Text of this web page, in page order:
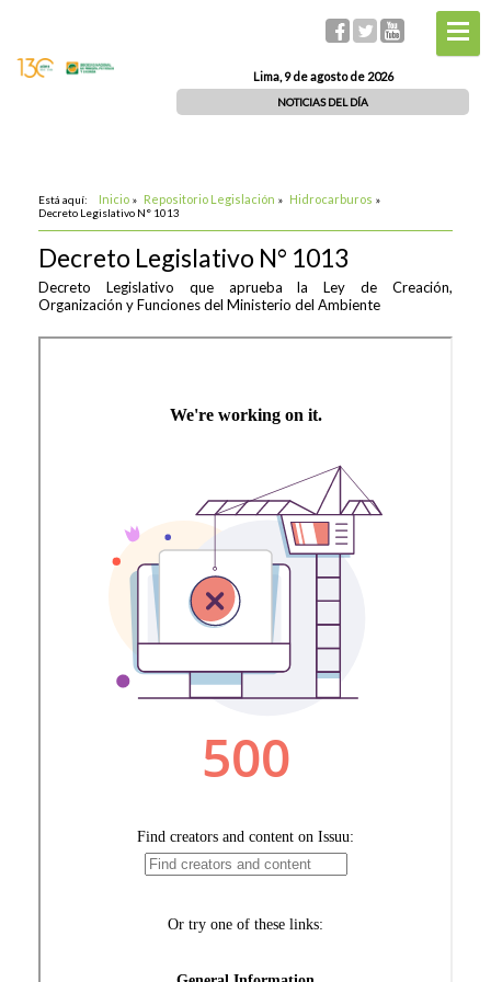
Lima, 9 de agosto de 2026
NOTICIAS DEL DÍA
Está aquí: Inicio » Repositorio Legislación » Hidrocarburos »
Decreto Legislativo N° 1013
Decreto Legislativo N° 1013
Decreto Legislativo que aprueba la Ley de Creación,
Organización y Funciones del Ministerio del Ambiente